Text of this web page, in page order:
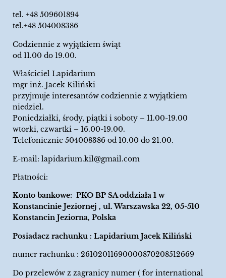
tel. +48 509601894
tel.+48 504008386
Codziennie z wyjątkiem świąt
od 11.00 do 19.00.
Właściciel Lapidarium
mgr inż. Jacek Kiliński
przyjmuje interesantów codziennie z wyjątkiem
niedziel.
Poniedziałki, środy, piątki i soboty – 11.00-19.00
wtorki, czwartki – 16.00-19.00.
Telefonicznie 504008386 od 10.00 do 21.00.
E-mail: lapidarium.kil@gmail.com
Płatności:
Konto bankowe: PKO BP SA oddziała 1 w
Konstancinie Jeziornej , ul. Warszawska 22, 05-510
Konstancin Jeziorna, Polska
Posiadacz rachunku : Lapidarium Jacek Kiliński
numer rachunku : 26102011690000870208512669
Do przelewów z zagranicy numer ( for international